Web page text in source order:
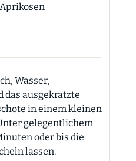
Wasser,
das ausgekratzte
in einem kleinen
gelegentlichem
oder bis die
lassen.